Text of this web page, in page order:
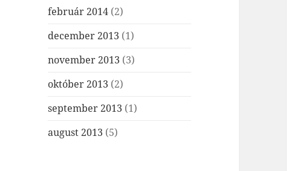
február 2014 (2)
december 2013 (1)
november 2013 (3)
október 2013 (2)
september 2013 (1)
august 2013 (5)